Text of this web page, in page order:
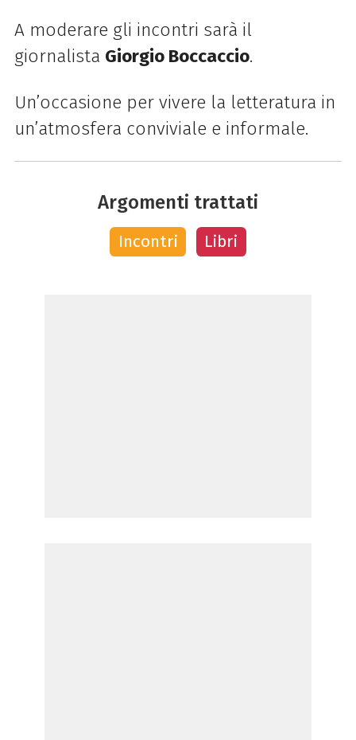
A moderare gli incontri sarà il
giornalista Giorgio Boccaccio.
Un’occasione per vivere la letteratura in
un’atmosfera conviviale e informale.
Argomenti trattati
Incontri Libri